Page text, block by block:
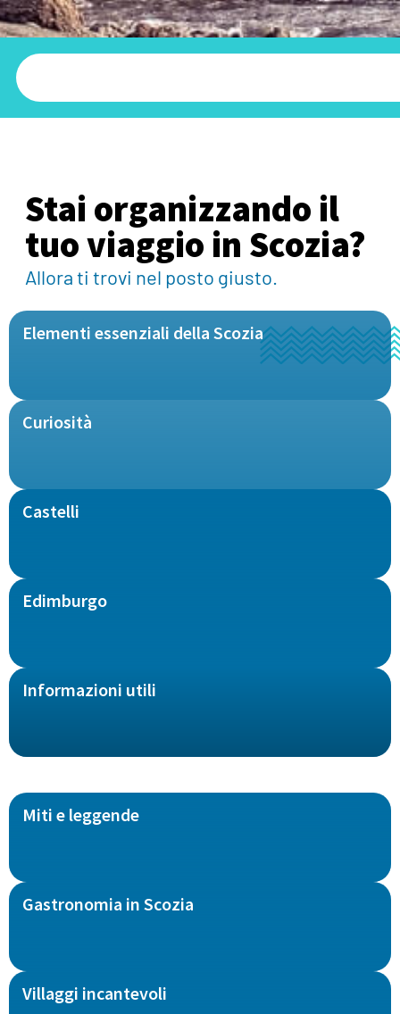
Stai organizzando il
tuo viaggio in Scozia?
Allora ti trovi nel posto giusto.
Elementi essenziali della Scozia
Curiosità
Castelli
Edimburgo
Informazioni utili
Miti e leggende
Gastronomia in Scozia
Villaggi incantevoli